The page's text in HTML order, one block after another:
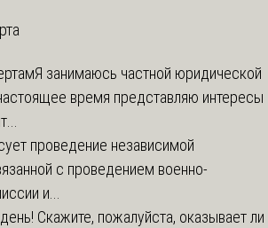
Я занимаюсь частной юридической
время представляю интересы
проведение независимой
с проведением военно-
и...
Скажите, пожалуйста, оказывает ли